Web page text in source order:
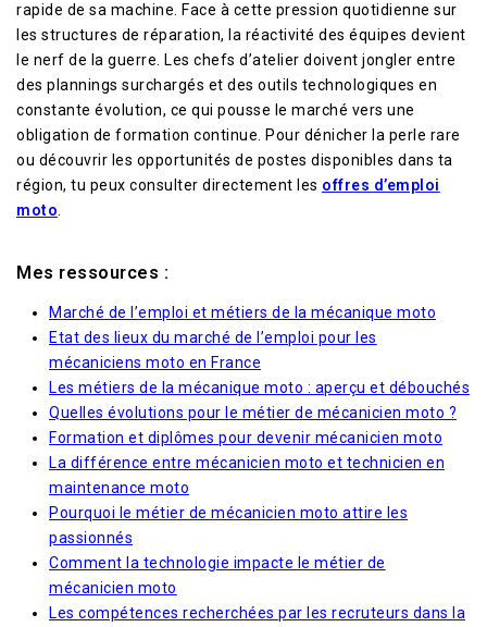
rapide de sa machine. Face à cette pression quotidienne sur
les structures de réparation, la réactivité des équipes devient
le nerf de la guerre. Les chefs d’atelier doivent jongler entre
des plannings surchargés et des outils technologiques en
constante évolution, ce qui pousse le marché vers une
obligation de formation continue. Pour dénicher la perle rare
ou découvrir les opportunités de postes disponibles dans ta
région, tu peux consulter directement les offres d’emploi
moto
Mes ressources :
Marché de l’emploi et métiers de la mécanique moto
Etat des lieux du marché de l’emploi pour les
mécaniciens moto en France
Les métiers de la mécanique moto : aperçu et débouchés
Quelles évolutions pour le métier de mécanicien moto ?
Formation et diplômes pour devenir mécanicien moto
La différence entre mécanicien moto et technicien en
maintenance moto
Pourquoi le métier de mécanicien moto attire les
passionnés
Comment la technologie impacte le métier de
mécanicien moto
Les compétences recherchées par les recruteurs dans la